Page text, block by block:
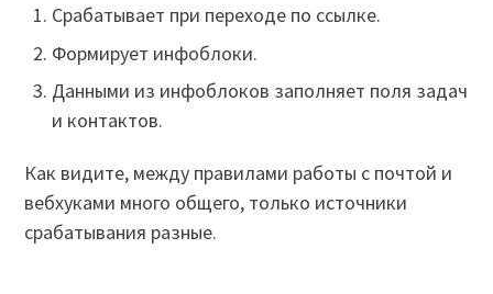
Срабатывает при переходе по ссылке.
Формирует инфоблоки.
Данными из инфоблоков заполняет поля задач
и контактов.
Как видите, между правилами работы с почтой и
вебхуками много общего, только источники
срабатывания разные.